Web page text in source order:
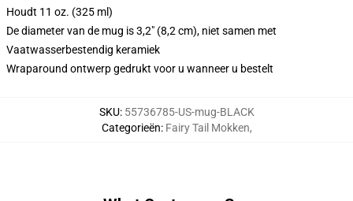
Houdt 11 oz. (325 ml)
De diameter van de mug is 3,2" (8,2 cm), niet samen met
Vaatwasserbestendig keramiek
Wraparound ontwerp gedrukt voor u wanneer u bestelt
SKU: 55736785-US-mug-BLACK
Categorieën: Fairy Tail Mokken,